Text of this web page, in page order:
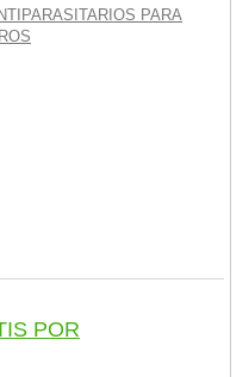
PARA
POR